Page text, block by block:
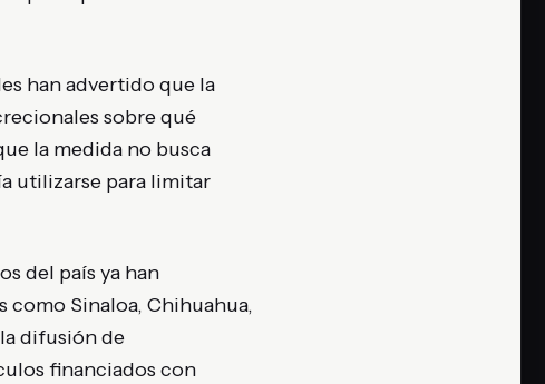
han advertido que la
sobre qué
la medida no busca
utilizarse para limitar
del país ya han
Sinaloa, Chihuahua,
difusión de
financiados con